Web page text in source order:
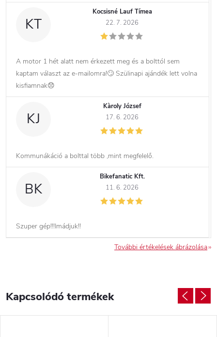
KT
Kocsisné Lauf Tímea
22. 7. 2026
A motor 1 hét alatt nem érkezett meg és a bolttól sem
kaptam választ az e-mailomra!🙄 Szülinapi ajándék lett volna
kisfiamnak😞
KJ
Kàroly József
17. 6. 2026
Kommunákáció a bolttal több ,mint megfelelő.
BK
Bikefanatic Kft.
11. 6. 2026
Szuper gép!!!Imádjuk!!
További értékelések ábrázolása
Kapcsolódó termékek